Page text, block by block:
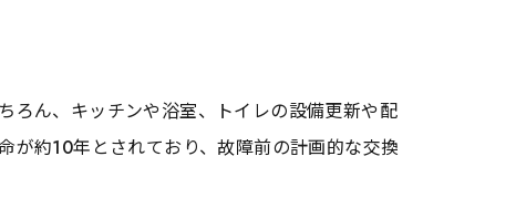
ろん、キッチンや浴室、トイレの設備更新や配
が約10年とされており、故障前の計画的な交換